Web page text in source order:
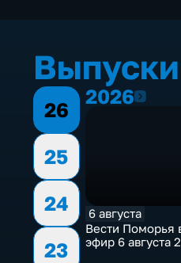
Выпуски
26
25
24
23
20262026
6 августа
Вести Поморья
эфир 6 августа